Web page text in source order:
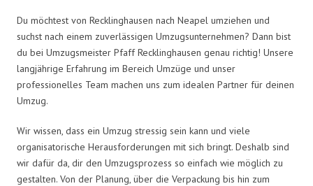
Du möchtest von Recklinghausen nach Neapel umziehen und
suchst nach einem zuverlässigen Umzugsunternehmen? Dann bist
du bei Umzugsmeister Pfaff Recklinghausen genau richtig! Unsere
langjährige Erfahrung im Bereich Umzüge und unser
professionelles Team machen uns zum idealen Partner für deinen
Umzug.
Wir wissen, dass ein Umzug stressig sein kann und viele
organisatorische Herausforderungen mit sich bringt. Deshalb sind
wir dafür da, dir den Umzugsprozess so einfach wie möglich zu
gestalten. Von der Planung, über die Verpackung bis hin zum